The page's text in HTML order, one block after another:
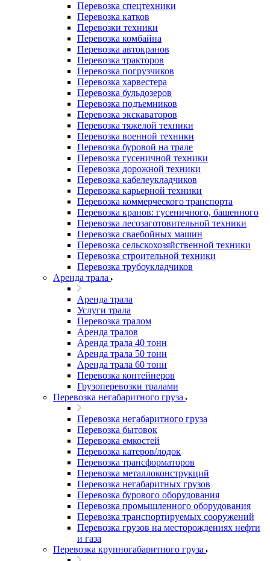
Перевозка спецтехники
Перевозка катков
Перевозки техники
Перевозка комбайна
Перевозка автокранов
Перевозка тракторов
Перевозка погрузчиков
Перевозка харвестера
Перевозка бульдозеров
Перевозка подъемников
Перевозка экскаваторов
Перевозка тяжелой техники
Перевозка военной техники
Перевозка буровой на трале
Перевозка гусеничной техники
Перевозка дорожной техники
Перевозка кабелеукладчиков
Перевозка карьерной техники
Перевозка коммерческого транспорта
Перевозка кранов: гусеничного, башенного
Перевозка лесозаготовительной техники
Перевозка сваебойных машин
Перевозка сельскохозяйственной техники
Перевозка строительной техники
Перевозка трубоукладчиков
Аренда трала
Аренда трала
Услуги трала
Перевозка тралом
Аренда тралов
Аренда трала 40 тонн
Аренда трала 50 тонн
Аренда трала 60 тонн
Перевозка контейнеров
Грузоперевозки тралами
Перевозка негабаритного груза
Перевозка негабаритного груза
Перевозка бытовок
Перевозка емкостей
Перевозка катеров/лодок
Перевозка трансформаторов
Перевозка металлоконструкций
Перевозка негабаритных грузов
Перевозка бурового оборудования
Перевозка промышленного оборудования
Перевозка транспортируемых сооружений
Перевозка грузов на месторождениях нефти
и газа
Перевозка крупногабаритного груза